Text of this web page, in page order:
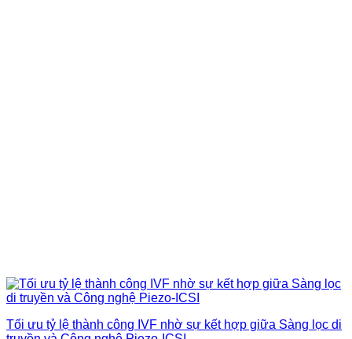
Tối ưu tỷ lệ thành công IVF nhờ sự kết hợp giữa Sàng lọc di